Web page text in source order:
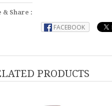
& Share :
FACEBOOK
PRODUCTS